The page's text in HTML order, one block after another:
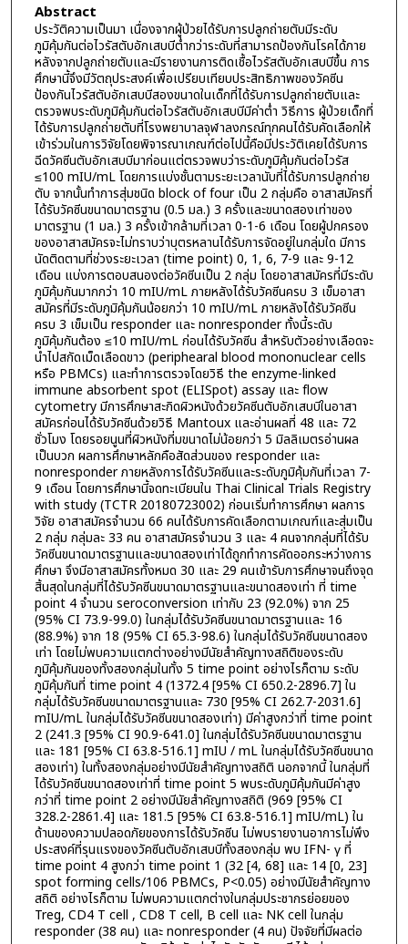
Abstract
ประวัติความเป็นมา เนื่องจากผู้ป่วยได้รับการปลูกถ่ายตับมีระดับ
ภูมิคุ้มกันต่อไวรัสตับอักเสบบีต่ำกว่าระดับที่สามารถป้องกันโรคได้ภาย
หลังจากปลูกถ่ายตับและมีรายงานการติดเชื้อไวรัสตับอักเสบบีขึ้น การ
ศึกษานี้จึงมีวัตถุประสงค์เพื่อเปรียบเทียบประสิทธิภาพของวัคซีน
ป้องกันไวรัสตับอักเสบบีสองขนาดในเด็กที่ได้รับการปลูกถ่ายตับและ
ตรวจพบระดับภูมิคุ้มกันต่อไวรัสตับอักเสบบีมีค่าต่ำ วิธีการ ผู้ป่วยเด็กที่
ได้รับการปลูกถ่ายตับที่โรงพยาบาลจุฬาลงกรณ์ทุกคนได้รับคัดเลือกให้
เข้าร่วมในการวิจัยโดยพิจารณาเกณฑ์ต่อไปนี้คือมีประวัติเคยได้รับการ
ฉีดวัคซีนตับอักเสบบีมาก่อนแต่ตรวจพบว่าระดับภูมิคุ้มกันต่อไวรัส
≤100 mIU/mL โดยการแบ่งชั้นตามระยะเวลานับที่ได้รับการปลูกถ่าย
ตับ จากนั้นทำการสุ่มชนิด block of four เป็น 2 กลุ่มคือ อาสาสมัครที่
ได้รับวัคซีนขนาดมาตรฐาน (0.5 มล.) 3 ครั้งและขนาดสองเท่าของ
มาตรฐาน (1 มล.) 3 ครั้งเข้ากล้ามที่เวลา 0-1-6 เดือน โดยผู้ปกครอง
ของอาสาสมัครจะไม่ทราบว่าบุตรหลานได้รับการจัดอยู่ในกลุ่มใด มีการ
นัดติดตามที่ช่วงระยะเวลา (time point) 0, 1, 6, 7-9 และ 9-12
เดือน แบ่งการตอบสนองต่อวัคซีนเป็น 2 กลุ่ม โดยอาสาสมัครที่มีระดับ
ภูมิคุ้มกันมากกว่า 10 mIU/mL ภายหลังได้รับวัคซีนครบ 3 เข็มอาสา
สมัครที่มีระดับภูมิคุ้มกันน้อยกว่า 10 mIU/mL ภายหลังได้รับวัคซีน
ครบ 3 เข็มเป็น responder และ nonresponder ทั้งนี้ระดับ
ภูมิคุ้มกันต้อง ≤10 mIU/mL ก่อนได้รับวัคซีน สำหรับตัวอย่างเลือดจะ
นำไปสกัดเม็ดเลือดขาว (periphearal blood mononuclear cells
หรือ PBMCs) และทำการตรวจโดยวิธี the enzyme-linked
immune absorbent spot (ELISpot) assay และ flow
cytometry มีการศึกษาสะกิดผิวหนังด้วยวัคซีนตับอักเสบบีในอาสา
สมัครก่อนได้รับวัคซีนด้วยวิธี Mantoux และอ่านผลที่ 48 และ 72
ชั่วโมง โดยรอยนูนที่ผิวหนังที่มขนาดไม่น้อยกว่า 5 มิลลิเมตรอ่านผล
เป็นบวก ผลการศึกษาหลักคือสัดส่วนของ responder และ
nonresponder ภายหลังการได้รับวัคซีนและระดับภูมิคุ้มกันที่เวลา 7-
9 เดือน โดยการศึกษานี้จดทะเบียนใน Thai Clinical Trials Registry
with study (TCTR 20180723002) ก่อนเริ่มทำการศึกษา ผลการ
วิจัย อาสาสมัครจำนวน 66 คนได้รับการคัดเลือกตามเกณฑ์และสุ่มเป็น
2 กลุ่ม กลุ่มละ 33 คน อาสาสมัครจำนวน 3 และ 4 คนจากกลุ่มที่ได้รับ
วัคซีนขนาดมาตรฐานและขนาดสองเท่าได้ถูกทำการคัดออกระหว่างการ
ศึกษา จึงมีอาสาสมัครทั้งหมด 30 และ 29 คนเข้ารับการศึกษาจนถึงจุด
สิ้นสุดในกลุ่มที่ได้รับวัคซีนขนาดมาตรฐานและขนาดสองเท่า ที่ time
point 4 จำนวน seroconversion เท่ากับ 23 (92.0%) จาก 25
(95% CI 73.9-99.0) ในกลุ่มได้รับวัคซีนขนาดมาตรฐานและ 16
(88.9%) จาก 18 (95% CI 65.3-98.6) ในกลุ่มได้รับวัคซีนขนาดสอง
เท่า โดยไม่พบความแตกต่างอย่างมีนัยสำคัญทางสถิติของระดับ
ภูมิคุ้มกันของทั้งสองกลุ่มในทั้ง 5 time point อย่างไรก็ตาม ระดับ
ภูมิคุ้มกันที่ time point 4 (1372.4 [95% CI 650.2-2896.7] ใน
กลุ่มได้รับวัคซีนขนาดมาตรฐานและ 730 [95% CI 262.7-2031.6]
mIU/mL ในกลุ่มได้รับวัคซีนขนาดสองเท่า) มีค่าสูงกว่าที่ time point
2 (241.3 [95% CI 90.9-641.0] ในกลุ่มได้รับวัคซีนขนาดมาตรฐาน
และ 181 [95% CI 63.8-516.1] mIU / mL ในกลุ่มได้รับวัคซีนขนาด
สองเท่า) ในทั้งสองกลุ่มอย่างมีนัยสำคัญทางสถิติ นอกจากนี้ ในกลุ่มที่
ได้รับวัคซีนขนาดสองเท่าที่ time point 5 พบระดับภูมิคุ้มกันมีค่าสูง
กว่าที่ time point 2 อย่างมีนัยสำคัญทางสถิติ (969 [95% CI
328.2-2861.4] และ 181.5 [95% CI 63.8-516.1] mIU/mL) ใน
ด้านของความปลอดภัยของการได้รับวัคซีน ไม่พบรายงานอาการไม่พึง
ประสงค์ที่รุนแรงของวัคซีนตับอักเสบบีทั้งสองกลุ่ม พบ IFN- γ ที่
time point 4 สูงกว่า time point 1 (32 [4, 68] และ 14 [0, 23]
spot forming cells/106 PBMCs, P<0.05) อย่างมีนัยสำคัญทาง
สถิติ อย่างไรก็ตาม ไม่พบความแตกต่างในกลุ่มประชากรย่อยของ
Treg, CD4 T cell , CD8 T cell, B cell และ NK cell ในกลุ่ม
responder (38 คน) และ nonresponder (4 คน) ปัจจัยที่มีผลต่อ